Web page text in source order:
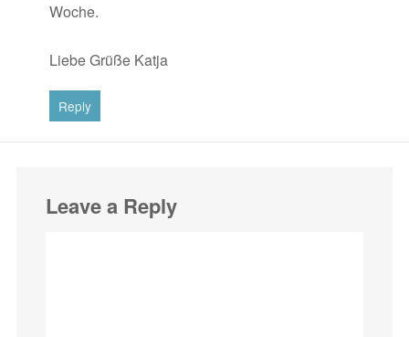
Woche.
Liebe Grüße Katja
Reply
Leave a Reply